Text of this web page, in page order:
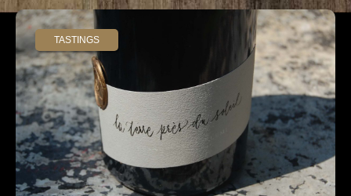
TASTINGS